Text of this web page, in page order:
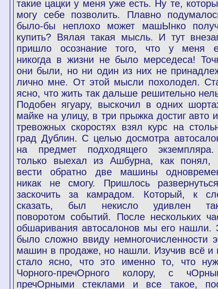
такие цацки у меня уже есть. Ну те,
могу себе позволить. Плавно
было-бы неплохо может машЫнко
купить? Вялая такая мысль. И тут
пришло осознание того, что у меня
никогда в жизни не было мерседеса!
они были, но ни один из них не
лично мне. От этой мысли похолодел.
ясно, что жить так дальше решительно
Подобен ягуару, выскочил в одних
майке на улицу, в три прыжка достиг авто
тревожных скоростях взял курс на
град Дублин. С целью досмотра
на предмет подходящего
только выехал из Ашбурна, как понял,
вести обратно две машины
никак не смогу. Пришлось
заскочить за камрадом. Который, к
сказать, был некисло удивлен
поворотом событий. После нескольких
обшаривания автосалонов мы его нашли.
было сложно ввиду немногочисленности
машин в продаже, но нашли. Изучив всё и
стало ясно, что это именно то, что
Чорного-пречОрного колору, с
пречОрными стеклами и все такое,